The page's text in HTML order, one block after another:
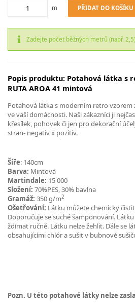
m PŘIDAT DO KOŠÍKU
Zadejte počet běžných metrů (např.
Popis produktu: Potahová látka s
RUTA AROA 41 mintová
Potahová látka s moderním retro vzorem
ve vaší domácnosti. Naši zákazníci ji
křesílek, pohovek či jen pro dekorační
stran- negativ x pozitiv.
Šíře: 140cm
Barva: Mintová
Martindale: 15 000
Složení: 70%PES, 30% bavlna
Gramáž: 350 g/m2
Ošetřování: Látku můžete chemicky
Doporučuje se suché šamponování.
ždímat ručně. Látku nelze žehlit. Dále se
obsahujícími chlór a sušit v bubnové
Pozn. U této potahové látky nelze